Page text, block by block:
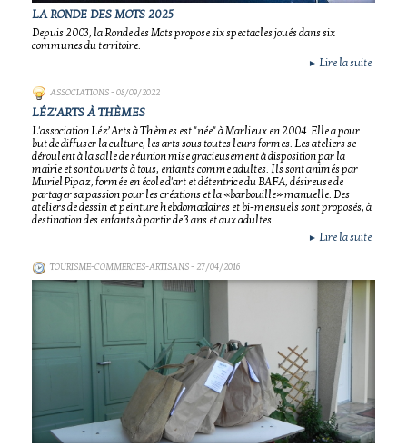
LA RONDE DES MOTS 2025
Depuis 2003, la Ronde des Mots propose six spectacles joués dans six
communes du territoire.
► Lire la suite
ASSOCIATIONS- 08/09/2022
LÉZ'ARTS À THÈMES
L'association Léz’Arts à Thèmes est "née" à Marlieux en 2004. Elle a pour
but de diffuser la culture, les arts sous toutes leurs formes. Les ateliers se
déroulent à la salle de réunion mise gracieusement à disposition par la
mairie et sont ouverts à tous, enfants comme adultes. Ils sont animés par
Muriel Pipaz, formée en école d'art et détentrice du BAFA, désireuse de
partager sa passion pour les créations et la «barbouille» manuelle. Des
ateliers de dessin et peinture hebdomadaires et bi-mensuels sont proposés, à
destination des enfants à partir de 3 ans et aux adultes.
► Lire la suite
TOURISME-COMMERCES-ARTISANS- 27/04/2016